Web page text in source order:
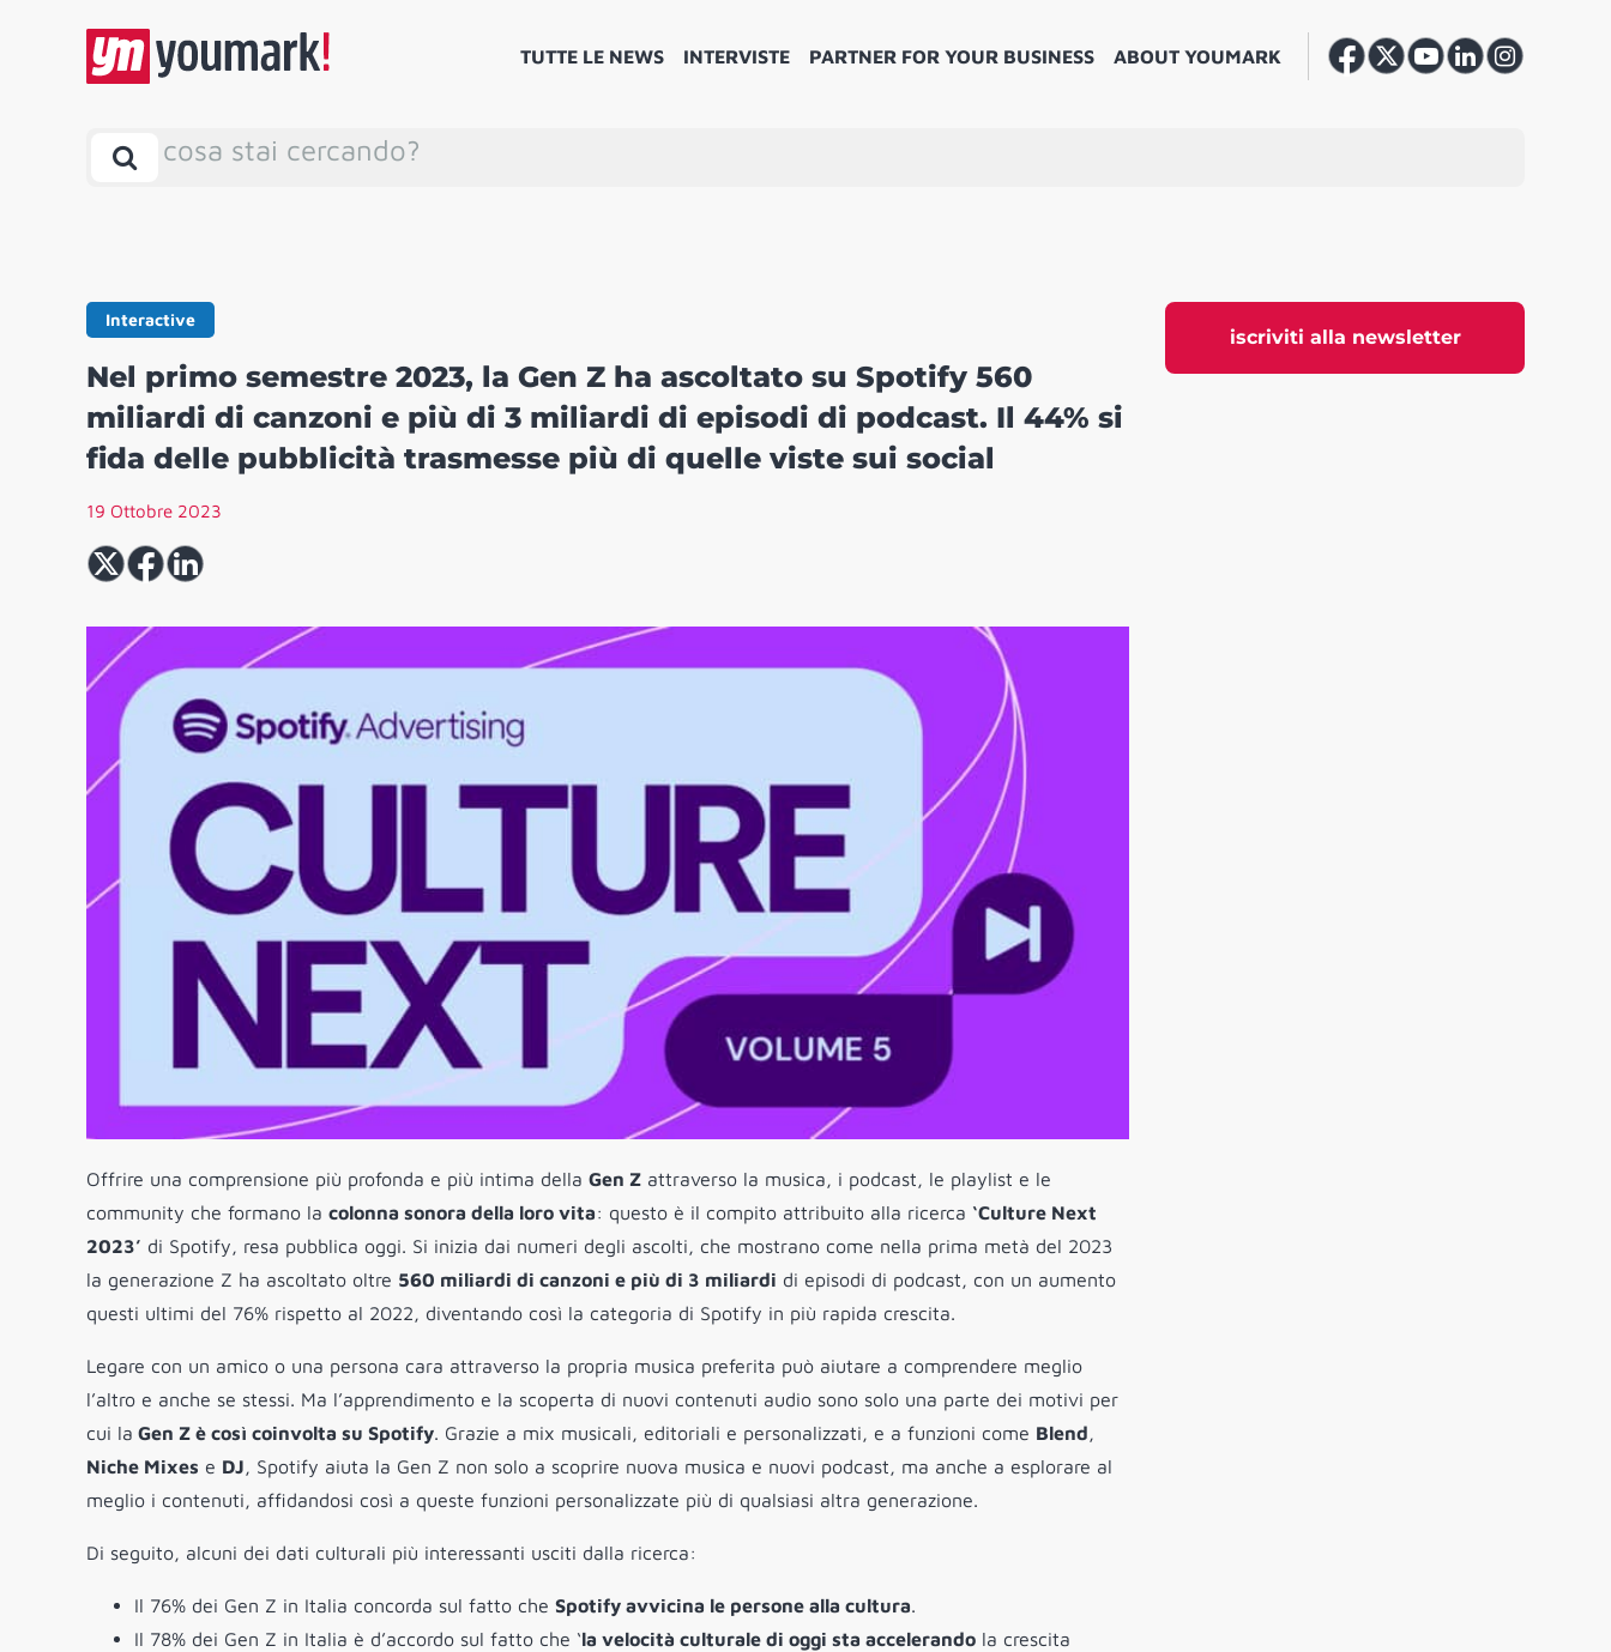
TUTTE LE NEWS INTERVISTE PARTNER FOR YOUR BUSINESS ABOUT YOUMARK
cosa stai cercando?
iscriviti alla newsletter
Interactive
Nel primo semestre 2023, la Gen Z ha ascoltato su Spotify 560
miliardi di canzoni e più di 3 miliardi di episodi di podcast. Il 44% si
fida delle pubblicità trasmesse più di quelle viste sui social
19 Ottobre 2023
Offrire una comprensione più profonda e più intima della Gen Z attraverso la musica, i podcast, le playlist e le
community che formano la colonna sonora della loro vita: questo è il compito attribuito alla ricerca ‘Culture Next
2023’ di Spotify, resa pubblica oggi. Si inizia dai numeri degli ascolti, che mostrano come nella prima metà del 2023
la generazione Z ha ascoltato oltre 560 miliardi di canzoni e più di 3 miliardi di episodi di podcast, con un aumento
questi ultimi del 76% rispetto al 2022, diventando così la categoria di Spotify in più rapida crescita.
Legare con un amico o una persona cara attraverso la propria musica preferita può aiutare a comprendere meglio
l’altro e anche se stessi. Ma l’apprendimento e la scoperta di nuovi contenuti audio sono solo una parte dei motivi per
cui la Gen Z è così coinvolta su Spotify. Grazie a mix musicali, editoriali e personalizzati, e a funzioni come Blend,
Niche Mixes e DJ, Spotify aiuta la Gen Z non solo a scoprire nuova musica e nuovi podcast, ma anche a esplorare al
meglio i contenuti, affidandosi così a queste funzioni personalizzate più di qualsiasi altra generazione.
Di seguito, alcuni dei dati culturali più interessanti usciti dalla ricerca:
Il 76% dei Gen Z in Italia concorda sul fatto che Spotify avvicina le persone alla cultura.
Il 78% dei Gen Z in Italia è d’accordo sul fatto che ‘la velocità culturale di oggi sta accelerando la crescita